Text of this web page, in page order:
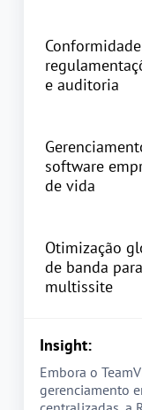
e auditoria
software
de vida
Otimização
de banda
multissite
Insight:
Embora o
gerenciamento